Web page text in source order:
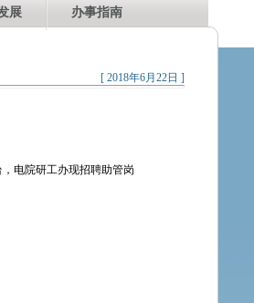
展 办事指南
[ 2018年6月22日 ]
电院研工办现招聘助管岗